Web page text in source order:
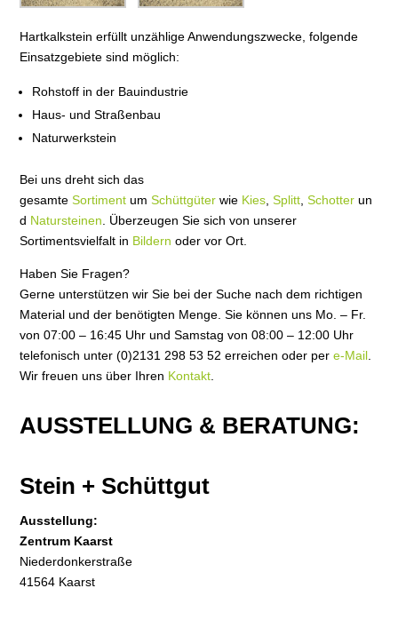
Hartkalkstein erfüllt unzählige Anwendungszwecke, folgende
Einsatzgebiete sind möglich:
Rohstoff in der Bauindustrie
Haus- und Straßenbau
Naturwerkstein
Bei uns dreht sich das
gesamteSortiment umSchüttgüter wie Kies ,Splitt ,Schotter un
d Natursteinen . Überzeugen Sie sich von unserer
Sortimentsvielfalt in Bildern oder vor Ort.
Haben Sie Fragen?
Gerne unterstützen wir Sie bei der Suche nach dem richtigen
Material und der benötigten Menge. Sie können uns Mo. – Fr.
von 07:00 – 16:45 Uhr und Samstag von 08:00 – 12:00 Uhr
telefonisch unter (0)2131 298 53 52 erreichen oder pere-Mail
Wir freuen uns über Ihren Kontakt
AUSSTELLUNG & BERATUNG:
Stein + Schüttgut
Ausstellung:
Zentrum Kaarst
Niederdonkerstraße
41564 Kaarst